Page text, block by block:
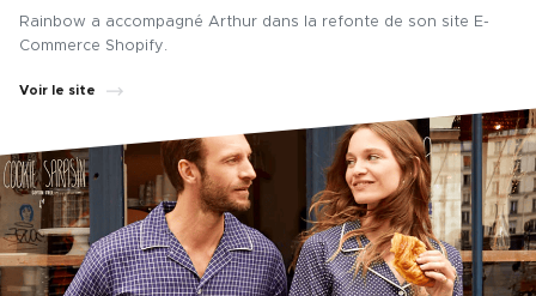
Rainbow a accompagné Arthur dans la refonte de son site E-
Commerce Shopify.
Voir le site